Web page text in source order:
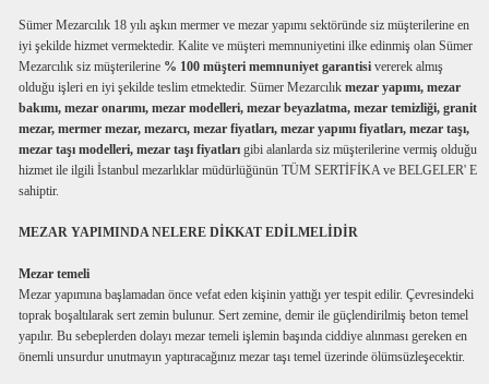
Sümer Mezarcılık 18 yılı aşkın mermer ve mezar yapımı sektöründe siz müşterilerine en
iyi şekilde hizmet vermektedir. Kalite ve müşteri memnuniyetini ilke edinmiş olan Sümer
Mezarcılık siz müşterilerine % 100 müşteri memnuniyet garantisi vererek almış
olduğu işleri en iyi şekilde teslim etmektedir. Sümer Mezarcılıkmezar yapımı, mezar
bakımı, mezar onarımı, mezar modelleri, mezar beyazlatma, mezar temizliği, granit
mezar, mermer mezar, mezarcı, mezar fiyatları, mezar yapımı fiyatları, mezar taşı,
mezar taşı modelleri, mezar taşı fiyatları gibi alanlarda siz müşterilerine vermiş olduğu
hizmet ile ilgili İstanbul mezarlıklar müdürlüğünün TÜM SERTİFİKA ve BELGELER' E
sahiptir.
MEZAR YAPIMINDA NELERE DİKKAT EDİLMELİDİR
Mezar temeli
Mezar yapımına başlamadan önce vefat eden kişinin yattığı yer tespit edilir. Çevresindeki
toprak boşaltılarak sert zemin bulunur. Sert zemine, demir ile güçlendirilmiş beton temel
yapılır. Bu sebeplerden dolayı mezar temeli işlemin başında ciddiye alınması gereken en
önemli unsurdur unutmayın yaptıracağınız mezar taşı temel üzerinde ölümsüzleşecektir.